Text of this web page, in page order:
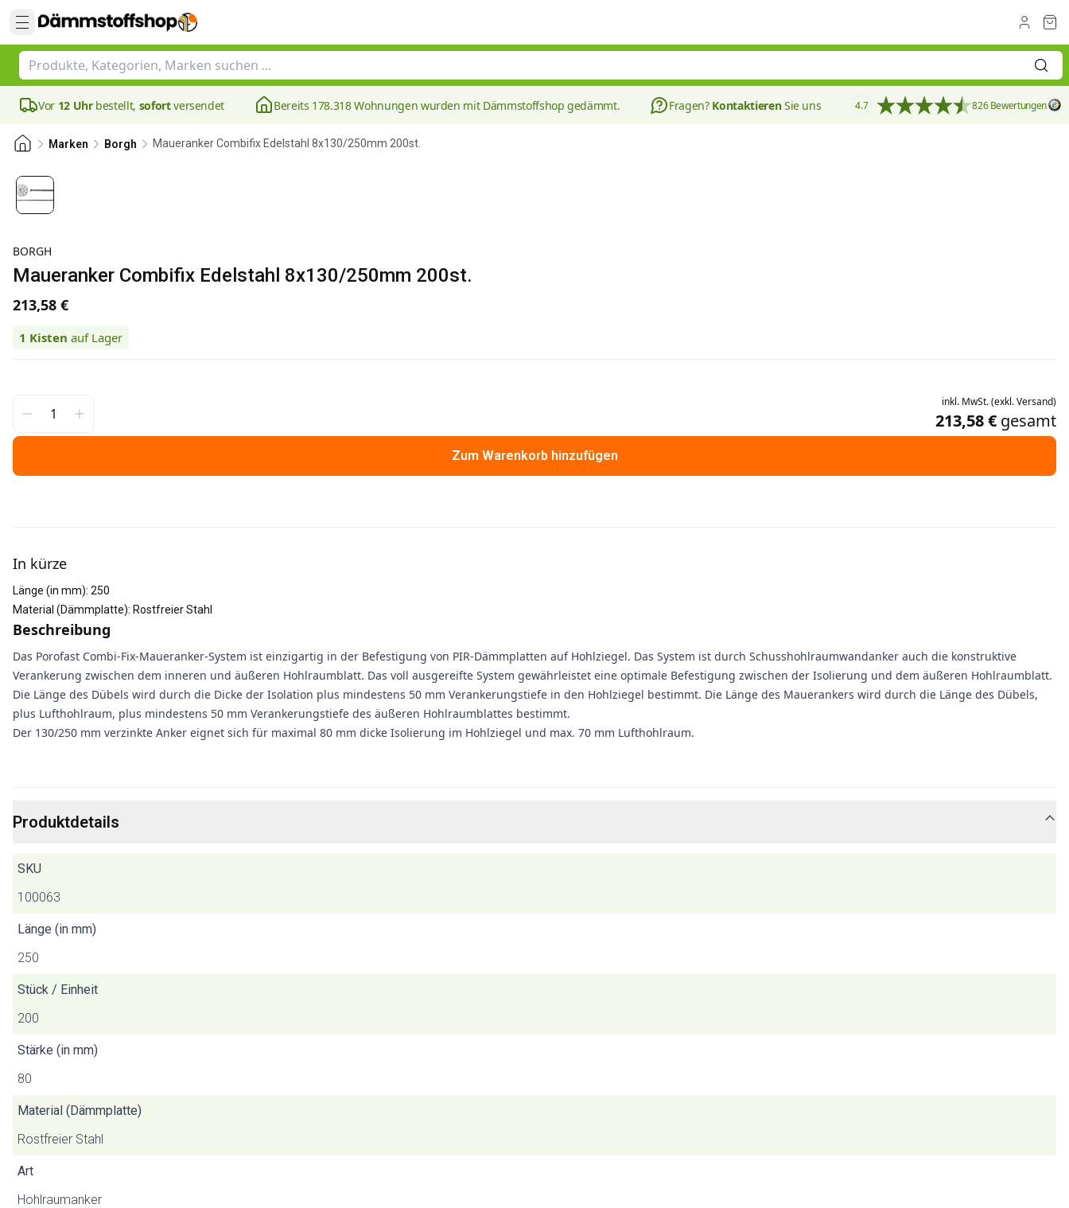
Vor 12 Uhrbestellt, sofortversendet Bereits 178.318 Wohnungen wurden mit Dämmstoffshop gedämmt. Fragen? KontaktierenSie uns 4.7 826 Bewertungen
Marken Borgh Maueranker​ Combifix Edelstahl 8x130/250mm 200st.
BORGH
Maueranker​ Combifix Edelstahl 8x130/250mm 200st.
213,58 €
1 Kisten auf Lager
inkl. MwSt.(exkl.Versand)
213,58 € gesamt
Zum Warenkorb hinzufügen
In kürze
Länge (in mm): 250
Material (Dämmplatte): Rostfreier Stahl
Beschreibung
Das Porofast Combi-Fix-Maueranker-System ist einzigartig in der Befestigung von PIR-Dämmplatten auf Hohlziegel. Das System ist durch Schusshohlraumwandanker auch die konstruktive
Verankerung zwischen dem inneren und äußeren Hohlraumblatt. Das voll ausgereifte System gewährleistet eine optimale Befestigung zwischen der Isolierung und dem äußeren Hohlraumblatt.
Die Länge des Dübels wird durch die Dicke der Isolation plus mindestens 50 mm Verankerungstiefe in den Hohlziegel bestimmt. Die Länge des Mauerankers wird durch die Länge des Dübels,
plus Lufthohlraum, plus mindestens 50 mm Verankerungstiefe des äußeren Hohlraumblattes bestimmt.
Der 130/250 mm verzinkte Anker eignet sich für maximal 80 mm dicke Isolierung im Hohlziegel und max. 70 mm Lufthohlraum.
Produktdetails
SKU
100063
Länge (in mm)
250
Stück / Einheit
200
Stärke (in mm)
80
Material (Dämmplatte)
Rostfreier Stahl
Art
Hohlraumanker